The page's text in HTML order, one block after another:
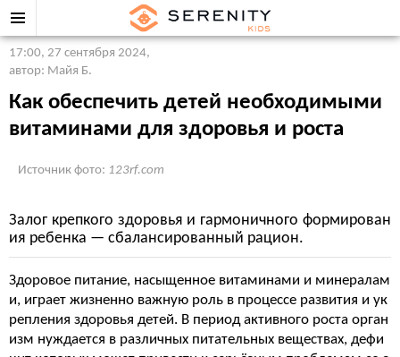
17:00, 27 сентября 2024,
автор: Майя Б.
Как обеспечить детей необходимыми
витаминами для здоровья и роста
Источник фото: 123rf.com
Залог крепкого здоровья и гармоничного формирован
ия ребенка — сбалансированный рацион.
Здоровое питание, насыщенное витаминами и минералам
и, играет жизненно важную роль в процессе развития и ук
репления здоровья детей. В период активного роста орган
изм нуждается в различных питательных веществах, дефи